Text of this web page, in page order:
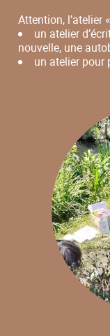
Attention, l’atelier
un atelier
nouvelle, une
un atelier pour